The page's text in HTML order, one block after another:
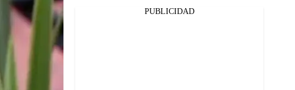
Facebook
Twitter
Whatsapp
PUBLICIDAD